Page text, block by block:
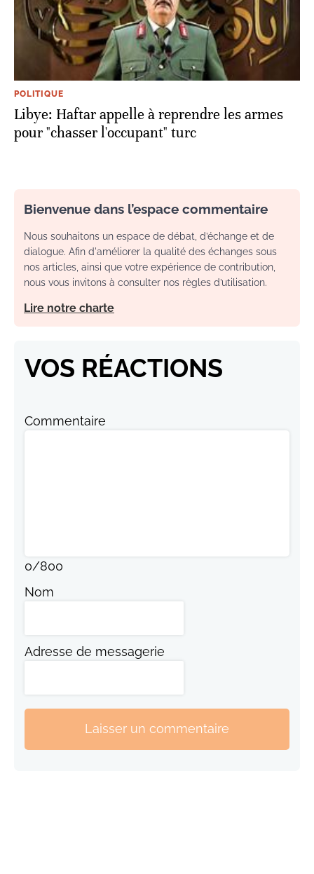
POLITIQUE
Libye: Haftar appelle à reprendre les armes
pour "chasser l'occupant" turc
Bienvenue dans l’espace commentaire
Nous souhaitons un espace de débat, d’échange et de
dialogue. Afin d'améliorer la qualité des échanges sous
nos articles, ainsi que votre expérience de contribution,
nous vous invitons à consulter nos règles d’utilisation.
Lire notre charte
VOS RÉACTIONS
Commentaire
0/800
Nom
Adresse de messagerie
Laisser un commentaire